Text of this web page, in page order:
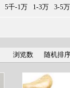
5千-1万 1-3万 3-5万
浏览数 随机排